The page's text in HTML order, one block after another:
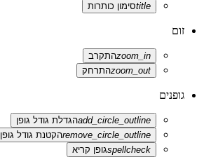
titleסימון כותרות
זום
zoom_inהתקרב
zoom_outהתרחק
גופנים
add_circle_outlineהגדלת גודל גופן
remove_circle_outlineהקטנת גודל גופן
spellcheckגופן קריא